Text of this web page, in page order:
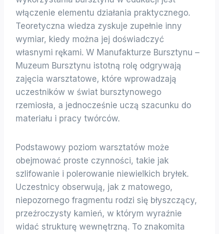
włączenie elementu działania praktycznego.
Teoretyczna wiedza zyskuje zupełnie inny
wymiar, kiedy można jej doświadczyć
własnymi rękami. W Manufakturze Bursztynu –
Muzeum Bursztynu istotną rolę odgrywają
zajęcia warsztatowe, które wprowadzają
uczestników w świat bursztynowego
rzemiosła, a jednocześnie uczą szacunku do
materiału i pracy twórców.
Podstawowy poziom warsztatów może
obejmować proste czynności, takie jak
szlifowanie i polerowanie niewielkich bryłek.
Uczestnicy obserwują, jak z matowego,
niepozornego fragmentu rodzi się błyszczący,
przeźroczysty kamień, w którym wyraźnie
widać strukturę wewnętrzną. To znakomita